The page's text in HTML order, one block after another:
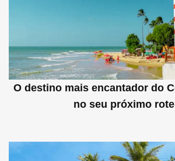
O destino mais encantador do
no seu próximo